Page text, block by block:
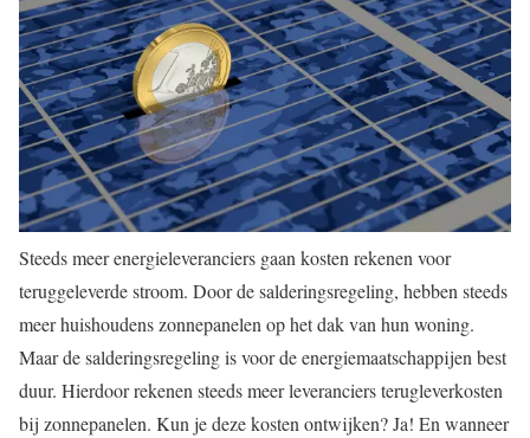
Steeds meer energieleveranciers gaan kosten rekenen voor
teruggeleverde stroom. Door de salderingsregeling, hebben steeds
meer huishoudens zonnepanelen op het dak van hun woning.
Maar de salderingsregeling is voor de energiemaatschappijen best
duur. Hierdoor rekenen steeds meer leveranciers terugleverkosten
bij zonnepanelen. Kun je deze kosten ontwijken? Ja! En wanneer